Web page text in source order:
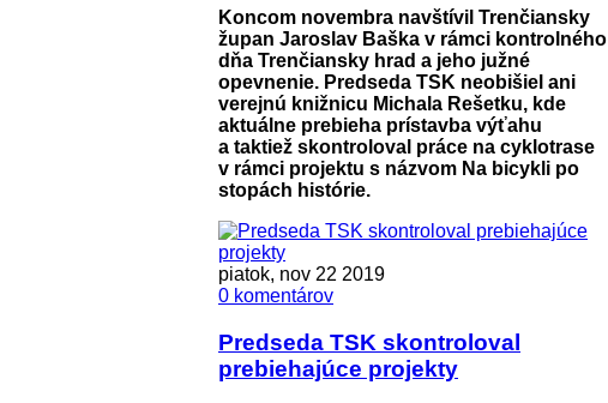
Koncom novembra navštívil Trenčiansky
župan Jaroslav Baška v rámci kontrolného
dňa Trenčiansky hrad a jeho južné
opevnenie. Predseda TSK neobišiel ani
verejnú knižnicu Michala Rešetku, kde
aktuálne prebieha prístavba výťahu
a taktiež skontroloval práce na cyklotrase
v rámci projektu s názvom Na bicykli po
stopách histórie.
piatok, nov 22 2019
0 komentárov
Predseda TSK skontroloval
prebiehajúce projekty